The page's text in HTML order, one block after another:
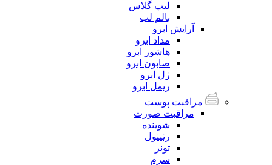
لیپ گلاس
بالم لب
آرایش ابرو
مداد ابرو
هاشور ابرو
صابون ابرو
ژل ابرو
ریمل ابرو
مراقبت پوست
مراقبت صورت
شوینده
رتینول
تونر
سرم